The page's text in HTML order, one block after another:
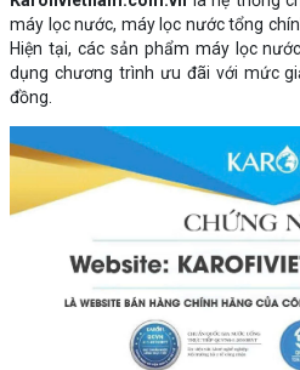
máy lọc nước, máy lọc nước tổng
Hiện tại, các sản phẩm máy lọc
dụng chương trình ưu đãi với mức
đồng.